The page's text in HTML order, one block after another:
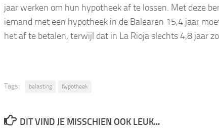
jaar werken om hun hypotheek af te lossen. Met deze
iemand met een hypotheek in de Balearen 15,4 jaar
het af te betalen, terwijl dat in La Rioja slechts 4,8 jaar
Tags: belasting hypotheek
DIT VIND JE MISSCHIEN OOK LEUK...